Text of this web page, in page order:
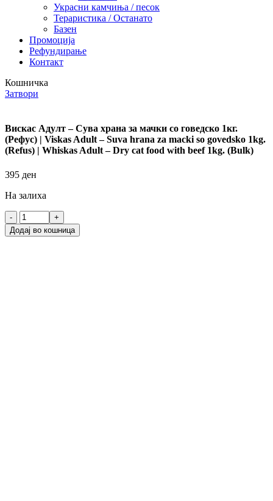
Украсни камчиња / песок
Тераристика / Останато
Базен
Промоција
Рефундирање
Контакт
Кошничка
Затвори
Вискас Адулт – Сува храна за мачки со говедско 1кг.
(Рефус) | Viskas Adult – Suva hrana za macki so govedsko 1kg.
(Refus) | Whiskas Adult – Dry cat food with beef 1kg. (Bulk)
395 ден
На залиха
Додај во кошница